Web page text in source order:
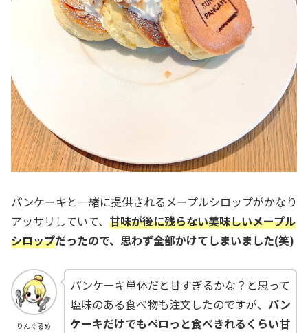
パンケーキと一緒に提供されるメープルシロップがかなり
アッサリしていて、 甘味が後に残らない美味しいメープル
シロップだったので、思わず全部かけてしまいました(笑)
りんぐるめ
パンケーキ単体だと甘すぎるかな？と思って
塩味のある食べ物も注文したのですが、 パン
ケーキだけでもペロっと食べきれるくらい甘